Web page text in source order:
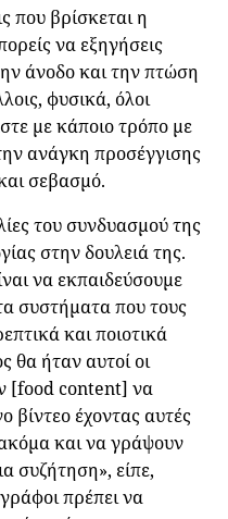
που βρίσκεται η
να εξηγήσεις
άνοδο και την πτώση
φυσικά, όλοι
με κάποιο τρόπο με
ανάγκη προσέγγισης
σεβασμό.
του συνδυασμού της
στην δουλειά της.
να εκπαιδεύσουμε
συστήματα που τους
και ποιοτικά
θα ήταν αυτοί οι
[food content] να
βίντεο έχοντας αυτές
και να γράψουν
συζήτηση», είπε,
πρέπει να